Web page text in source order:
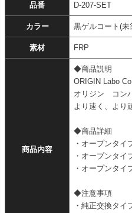
品番 D-207-SET
カラー 黒ゲルコート(未
素材 FRP
商品内容
◆商品説明
ORIGIN Labo
オリジン コン
より速く、より
◆商品詳細
・オープンタ
・オープンタ
・オープンタ
◆注意事項
・純正交換タイ